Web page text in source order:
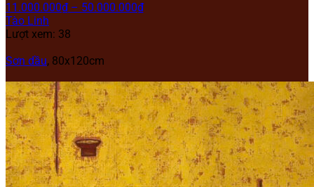
11.000.000₫ – 50.000.000₫
Tào Linh
Lượt xem: 38
Sơn dầu, 80x120cm